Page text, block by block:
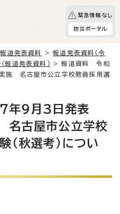
緊急情報なし
防災ポータル
報道発表資料 >報道発表資料（令
報道発表資料）
> 報道資料 令和
名古屋市公立学校教員採用選
年9月3日発表
古屋市公立学校
（秋選考）につい